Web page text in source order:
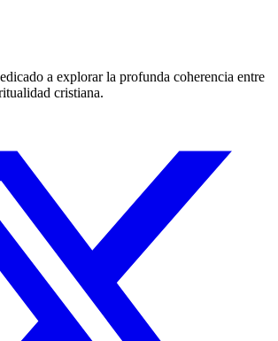
a explorar la profunda coherencia entre
cristiana.